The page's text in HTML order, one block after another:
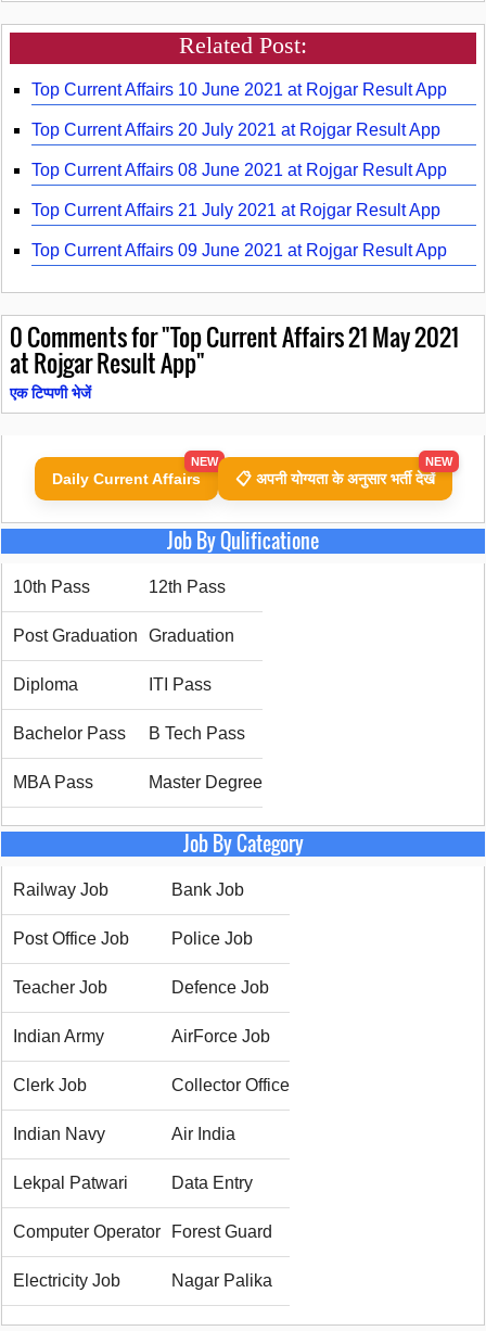
Related Post:
Top Current Affairs 10 June 2021 at Rojgar Result App
Top Current Affairs 20 July 2021 at Rojgar Result App
Top Current Affairs 08 June 2021 at Rojgar Result App
Top Current Affairs 21 July 2021 at Rojgar Result App
Top Current Affairs 09 June 2021 at Rojgar Result App
0Comments for "Top Current Affairs 21 May 2021
at Rojgar Result App"
एक टिप्पणी भेजें
Daily Current Affairs
NEW
📋 अपनी योग्यता के अनुसार भर्ती देखें
NEW
Job By Qulificatione
10th Pass 12th Pass
Post Graduation Graduation
Diploma ITI Pass
Bachelor Pass B Tech Pass
MBA Pass Master Degree
Job By Category
Railway Job Bank Job
Post Office Job Police Job
Teacher Job Defence Job
Indian Army AirForce Job
Clerk Job Collector Office
Indian Navy Air India
Lekpal Patwari Data Entry
Computer Operator Forest Guard
Electricity Job Nagar Palika